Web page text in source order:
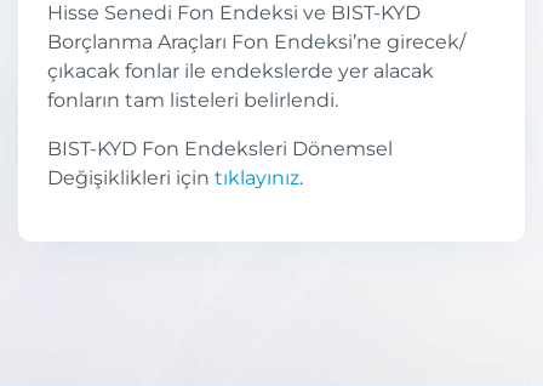
Hisse Senedi Fon Endeksi ve BIST-KYD
Borçlanma Araçları Fon Endeksi’ne girecek/
çıkacak fonlar ile endekslerde yer alacak
fonların tam listeleri belirlendi.
BIST-KYD Fon Endeksleri Dönemsel
Değişiklikleri için tıklayınız.